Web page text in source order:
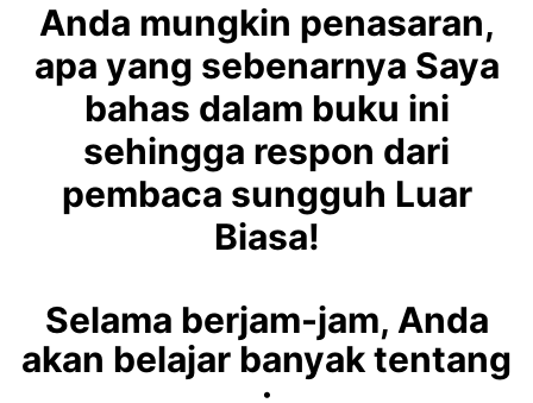
Anda mungkin penasaran,
apa yang sebenarnya Saya
bahas dalam buku ini
sehingga respon dari
pembaca sungguh Luar
Biasa!
Selama berjam-jam, Anda
akan belajar banyak tentang